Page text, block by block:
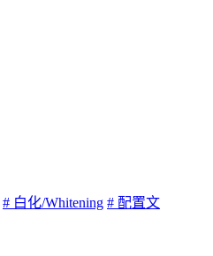
# 白化/Whitening # 配置文